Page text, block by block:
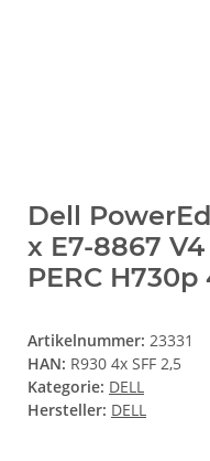
Dell
x E7-8867
PERC H730p
Artikelnummer: 23331
HAN: R930 4x SFF 2,5
Kategorie: DELL
Hersteller: DELL